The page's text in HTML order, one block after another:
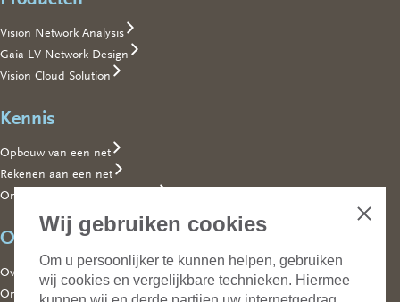
Vision Network Analysis
Gaia LV Network Design
Vision Cloud Solution
Kennis
Opbouw van een net
Rekenen aan een net
Ontwerpen en bedrijfsvoering
Organisatie
Over ons
Ons team
Wij gebruiken cookies
Om u persoonlijker te kunnen helpen, gebruiken
wij cookies en vergelijkbare technieken. Hiermee
Sluiten